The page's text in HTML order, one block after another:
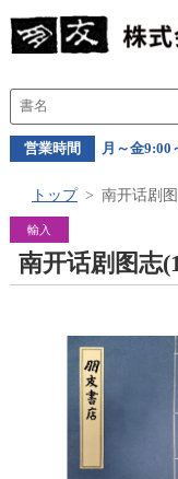
営業時間 月～金9:00
トップ 南开话剧
輸入
南开话剧图志